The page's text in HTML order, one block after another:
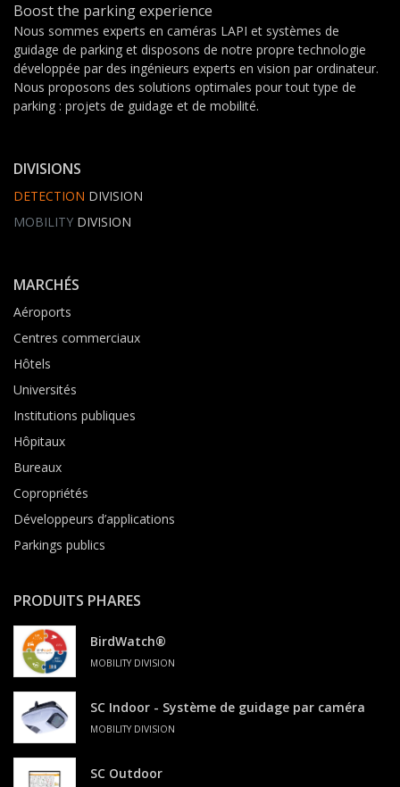
Boost the parking experience
Nous sommes experts en caméras LAPI et systèmes de
guidage de parking et disposons de notre propre technologie
développée par des ingénieurs experts en vision par ordinateur.
Nous proposons des solutions optimales pour tout type de
parking : projets de guidage et de mobilité.
DIVISIONS
DETECTION DIVISION
MOBILITY DIVISION
MARCHÉS
Aéroports
Centres commerciaux
Hôtels
Universités
Institutions publiques
Hôpitaux
Bureaux
Copropriétés
Développeurs d’applications
Parkings publics
PRODUITS PHARES
BirdWatch®
MOBILITY DIVISION
SC Indoor - Système de guidage par caméra
MOBILITY DIVISION
SC Outdoor